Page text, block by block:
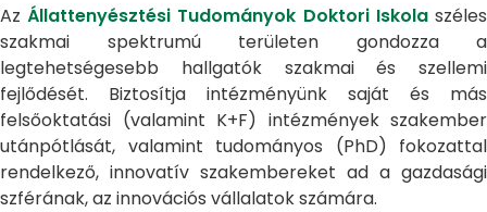
AzÁllattenyésztési Tudományok Doktori Iskolaszéles
szakmai spektrumú területen gondozza a
legtehetségesebb hallgatók szakmai és szellemi
fejlődését. Biztosítja intézményünk saját és más
felsőoktatási (valamint K+F) intézmények szakember
utánpótlását, valamint tudományos (PhD) fokozattal
rendelkező, innovatív szakembereket ad a gazdasági
szférának, az innovációs vállalatok számára.